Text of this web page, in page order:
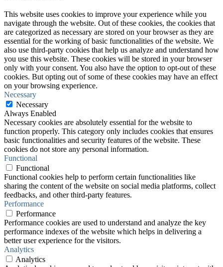
This website uses cookies to improve your experience while you
navigate through the website. Out of these cookies, the cookies that
are categorized as necessary are stored on your browser as they are
essential for the working of basic functionalities of the website. We
also use third-party cookies that help us analyze and understand how
you use this website. These cookies will be stored in your browser
only with your consent. You also have the option to opt-out of these
cookies. But opting out of some of these cookies may have an effect
on your browsing experience.
Necessary
Necessary
Always Enabled
Necessary cookies are absolutely essential for the website to
function properly. This category only includes cookies that ensures
basic functionalities and security features of the website. These
cookies do not store any personal information.
Functional
Functional
Functional cookies help to perform certain functionalities like
sharing the content of the website on social media platforms, collect
feedbacks, and other third-party features.
Performance
Performance
Performance cookies are used to understand and analyze the key
performance indexes of the website which helps in delivering a
better user experience for the visitors.
Analytics
Analytics